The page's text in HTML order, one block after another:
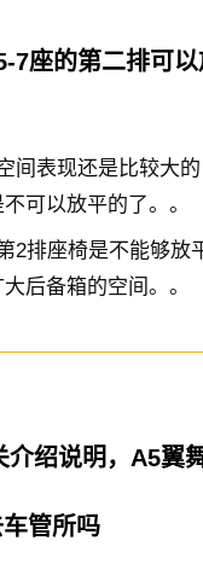
7座的第二排可以
间表现还是比较大
可以放平的了。。
2排座椅是不能够放
后备箱的空间。。
介绍说明，A5翼
管所吗